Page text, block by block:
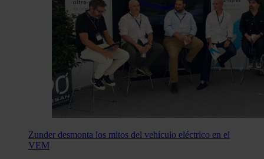
Zunder desmonta los mitos del vehículo eléctrico en el
VEM